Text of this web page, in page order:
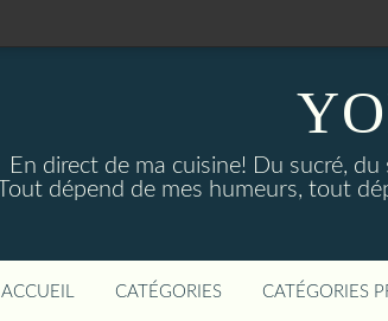
En direct de ma cuisine! Du sucré,
Tout dépend de mes humeurs, tout
ACCUEIL CATÉGORIES CATÉGORIES